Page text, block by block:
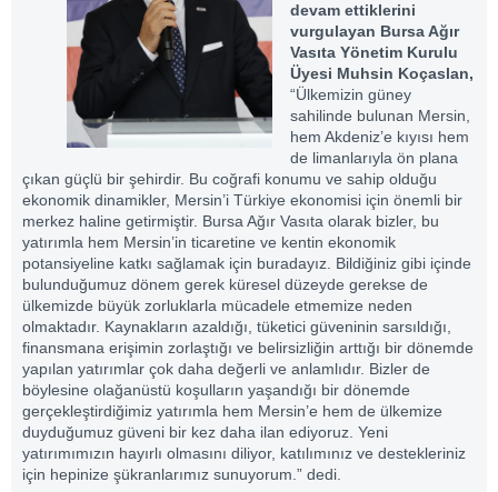
devam ettiklerini
vurgulayan Bursa Ağır
Vasıta Yönetim Kurulu
Üyesi Muhsin Koçaslan,
“Ülkemizin güney
sahilinde bulunan Mersin,
hem Akdeniz’e kıyısı hem
de limanlarıyla ön plana
çıkan güçlü bir şehirdir. Bu coğrafi konumu ve sahip olduğu
ekonomik dinamikler, Mersin’i Türkiye ekonomisi için önemli bir
merkez haline getirmiştir. Bursa Ağır Vasıta olarak bizler, bu
yatırımla hem Mersin’in ticaretine ve kentin ekonomik
potansiyeline katkı sağlamak için buradayız. Bildiğiniz gibi içinde
bulunduğumuz dönem gerek küresel düzeyde gerekse de
ülkemizde büyük zorluklarla mücadele etmemize neden
olmaktadır. Kaynakların azaldığı, tüketici güveninin sarsıldığı,
finansmana erişimin zorlaştığı ve belirsizliğin arttığı bir dönemde
yapılan yatırımlar çok daha değerli ve anlamlıdır. Bizler de
böylesine olağanüstü koşulların yaşandığı bir dönemde
gerçekleştirdiğimiz yatırımla hem Mersin’e hem de ülkemize
duyduğumuz güveni bir kez daha ilan ediyoruz. Yeni
yatırımımızın hayırlı olmasını diliyor, katılımınız ve destekleriniz
için hepinize şükranlarımız sunuyorum.” dedi.